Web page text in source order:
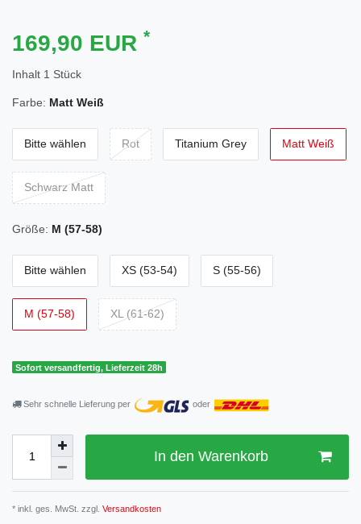
169,90 EUR *
Inhalt 1 Stück
Farbe: Matt Weiß
Bitte wählen Rot Titanium Grey Matt Weiß
Schwarz Matt
Größe: M (57-58)
Bitte wählen XS (53-54) S (55-56)
M (57-58) XL (61-62)
Sofort versandfertig, Lieferzeit 28h
Sehr schnelle Lieferung per oder
In den Warenkorb
* inkl. ges. MwSt. zzgl. Versandkosten